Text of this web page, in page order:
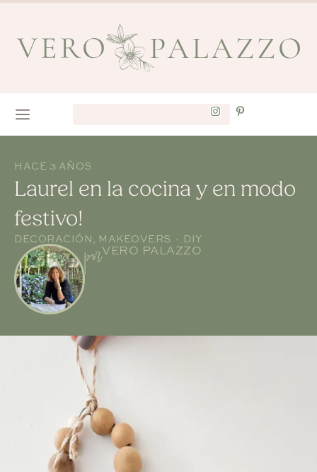
HACE 3 AÑOS
Laurel en la cocina y en modo
festivo!
DECORACIÓN MAKEOVERS · DIY
porVERO PALAZZO